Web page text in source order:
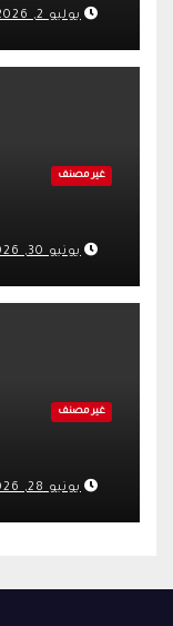
يوليو 2, 2026
غير مصنف
يونيو 30, 2026
غير مصنف
يونيو 28, 2026